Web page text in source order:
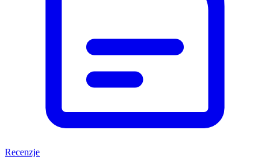
Recenzje